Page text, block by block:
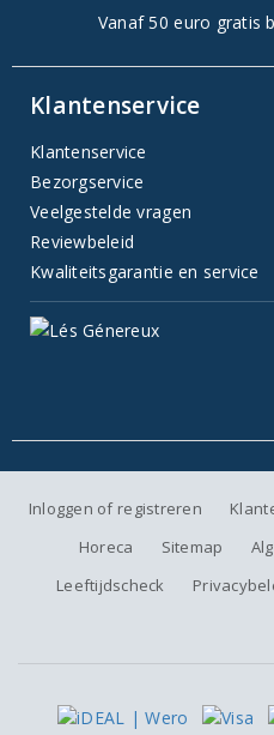
Vanaf 50 euro gratis
Klantenservice
Klantenservice
Bezorgservice
Veelgestelde vragen
Reviewbeleid
Kwaliteitsgarantie en service
Inloggen of registreren
Horeca
Sitemap
Leeftijdscheck